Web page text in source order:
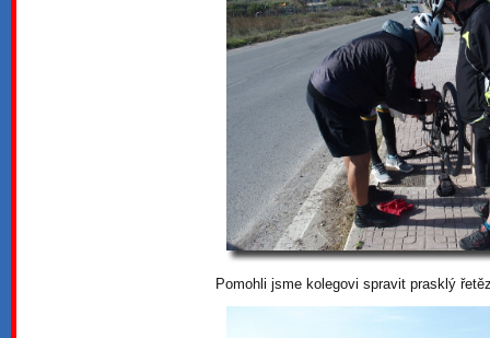
Pomohli jsme kolegovi spravit prasklý